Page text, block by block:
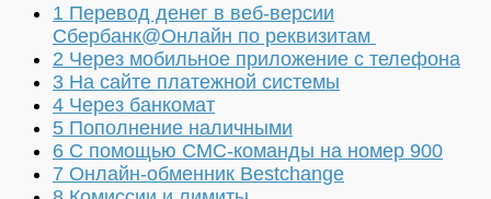
1 Перевод денег в веб-версии
Сбербанк@Онлайн по реквизитам
2 Через мобильное приложение с телефона
3 На сайте платежной системы
4 Через банкомат
5 Пополнение наличными
6 С помощью СМС-команды на номер 900
7 Онлайн-обменник Bestchange